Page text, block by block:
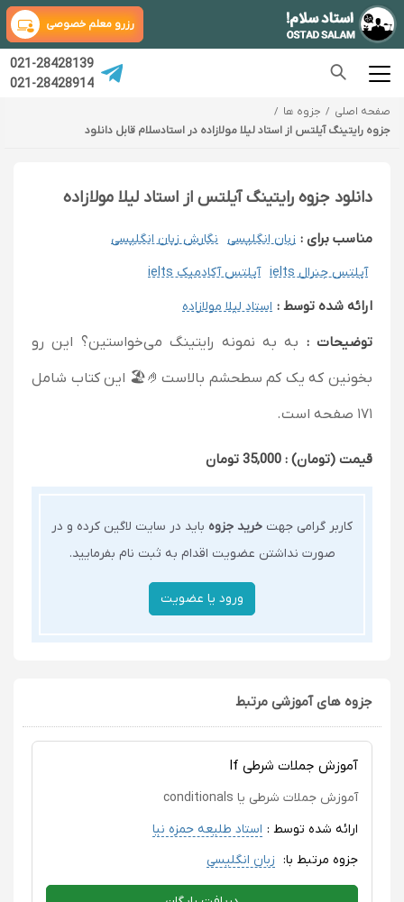
رزرو معلم خصوصی
021-28428139
021-28428914
صفحه اصلی
جزوه ها
جزوه رایتینگ آیلتس از استاد لیلا مولازاده در استادسلام قابل دانلود
دانلود جزوه رایتینگ آیلتس از استاد لیلا مولازاده
مناسب برای : زبان انگلیسی نگارش زبان انگلیسی
آیلتس جنرال ielts
آیلتس آکادمیک ielts
ارائه شده توسط : استاد لیلا مولازاده
توضیحات : به به نمونه رایتینگ می‌خواستین؟ این رو
بخونین که یک کم سطحشم بالاست🤌🏖️ این کتاب شامل
۱۷۱ صفحه است.
قیمت (تومان) : 35,000 تومان
کاربر گرامی جهت خرید جزوه باید در سایت لاگین کرده و در
صورت نداشتن عضویت اقدام به ثبت نام بفرمایید.
جزوه های آموزشی مرتبط
آموزش جملات شرطی If
آموزش جملات شرطی یا conditionals
ارائه شده توسط : استاد طلیعه حمزه نیا
جزوه مرتبط با: زبان انگلیسی